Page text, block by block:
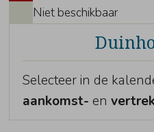
Niet beschikbaar
Selecteer in de
aankomst- en